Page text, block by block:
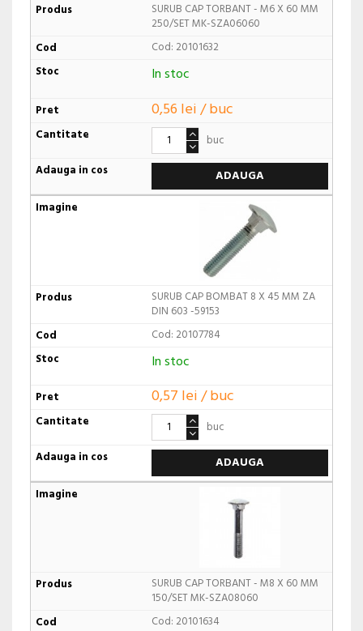
SURUB CAP TORBANT - M6 X 60 MM
250/SET MK-SZA06060
Cod: 20101632
In stoc
0,56 lei / buc
buc
ADAUGA
SURUB CAP BOMBAT 8 X 45 MM ZA
DIN 603 -59153
Cod: 20107784
In stoc
0,57 lei / buc
buc
ADAUGA
SURUB CAP TORBANT - M8 X 60 MM
150/SET MK-SZA08060
Cod: 20101634